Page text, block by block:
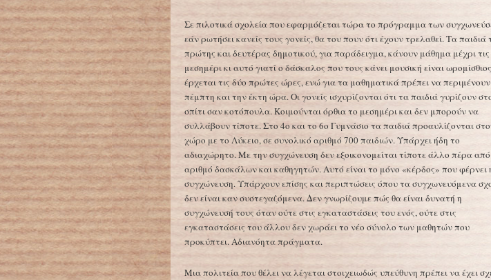
Σε πιλοτικά σχολεία που εφαρμόζεται τώρα το πρόγραμμα των
εάν ρωτήσει κανείς τους γονείς, θα του πουν ότι έχουν τρελαθεί. Τα παιδιά
πρώτης και δευτέρας δημοτικού, για παράδειγμα, κάνουν μάθημα μέχρι τις
μεσημέρι κι αυτό γιατί ο δάσκαλος που τους κάνει μουσική είναι
έρχεται τις δύο πρώτες ώρες, ενώ για τα μαθηματικά πρέπει να
πέμπτη και την έκτη ώρα. Οι γονείς ισχυρίζονται ότι τα παιδιά γυρίζουν
σπίτι σαν κοτόπουλα. Κοιμούνται όρθια το μεσημέρι και δεν μπορούν να
συλλάβουν τίποτε. Στο 4ο και το 6ο Γυμνάσιο τα παιδιά προαυλίζονται
χώρο με το Λύκειο, σε συνολικό αριθμό 700 παιδιών. Υπάρχει ήδη το
αδιαχώρητο. Με την συγχώνευση δεν εξοικονομείται τίποτε άλλο πέρα
αριθμό δασκάλων και καθηγητών. Αυτό είναι το μόνο «κέρδος» που φέρνει
συγχώνευση. Υπάρχουν επίσης και περιπτώσεις όπου τα συγχωνευόμενα
δεν είναι καν συστεγαζόμενα. Δεν γνωρίζουμε πώς θα είναι δυνατή η
συγχώνευσή τους όταν ούτε στις εγκαταστάσεις του ενός, ούτε στις
εγκαταστάσεις του άλλου δεν χωράει το νέο σύνολο των μαθητών που
προκύπτει. Αδιανόητα πράγματα.
Μια πολιτεία που θέλει να λέγεται στοιχειωδώς υπεύθυνη πρέπει να έχει